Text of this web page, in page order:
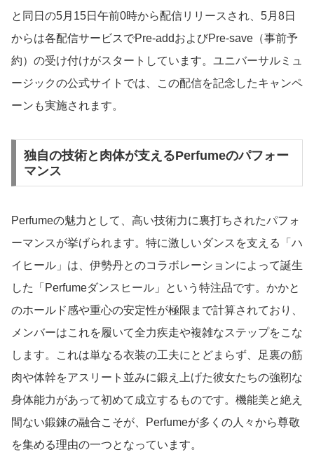
と同日の5月15日午前0時から配信リリースされ、5月8日
からは各配信サービスでPre-addおよびPre-save（事前予
約）の受け付けがスタートしています。ユニバーサルミュ
ージックの公式サイトでは、この配信を記念したキャンペ
ーンも実施されます。
独自の技術と肉体が支えるPerfumeのパフォー
マンス
Perfumeの魅力として、高い技術力に裏打ちされたパフォ
ーマンスが挙げられます。特に激しいダンスを支える「ハ
イヒール」は、伊勢丹とのコラボレーションによって誕生
した「Perfumeダンスヒール」という特注品です。かかと
のホールド感や重心の安定性が極限まで計算されており、
メンバーはこれを履いて全力疾走や複雑なステップをこな
します。これは単なる衣装の工夫にとどまらず、足裏の筋
肉や体幹をアスリート並みに鍛え上げた彼女たちの強靭な
身体能力があって初めて成立するものです。機能美と絶え
間ない鍛錬の融合こそが、Perfumeが多くの人々から尊敬
を集める理由の一つとなっています。